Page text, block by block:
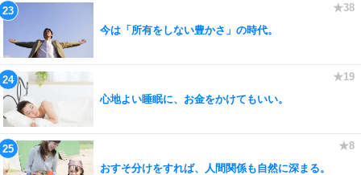
今は「所有をしない豊かさ」の時代。
心地よい睡眠に、お金をかけてもいい。
おすそ分けをすれば、人間関係も自然に深まる。